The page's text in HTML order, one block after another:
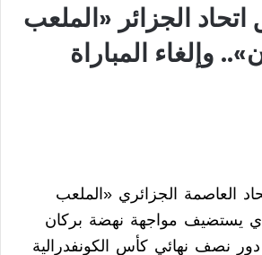
الجزائر «الملعب
وإلغاء المباراة
العاصمة الجزائري «الملعب
يستضيف مواجهة نهضة بركان
نصف نهائي كأس الكونفدرالية